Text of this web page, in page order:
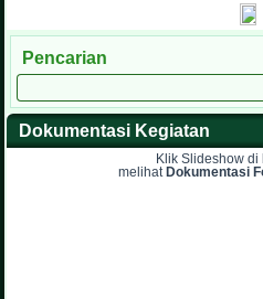
Pencarian
Dokumentasi Kegiatan
Klik Slideshow
melihat Dokumentasi